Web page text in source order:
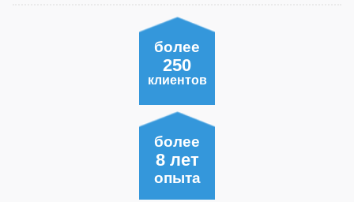
более
250
клиентов
более
8 лет
опыта